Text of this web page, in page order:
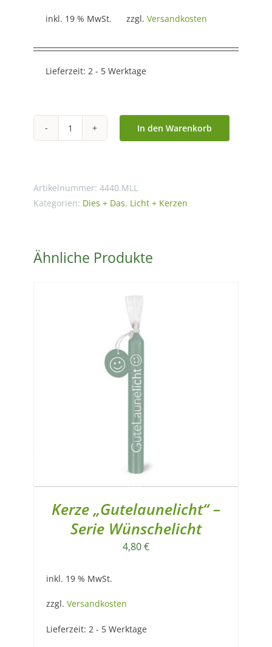
inkl. 19 % MwSt. zzgl. Versandkosten
Lieferzeit: 2 - 5 Werktage
Kerze
-
Serie
In den Warenkorb
Artikelnummer: 4440.MLL
Kategorien: Dies + Das, Licht + Kerzen
Ähnliche Produkte
Kerze „Gutelaunelicht“ –
Serie Wünschelicht
4,80€
inkl. 19 % MwSt.
zzgl. Versandkosten
Lieferzeit: 2 - 5 Werktage